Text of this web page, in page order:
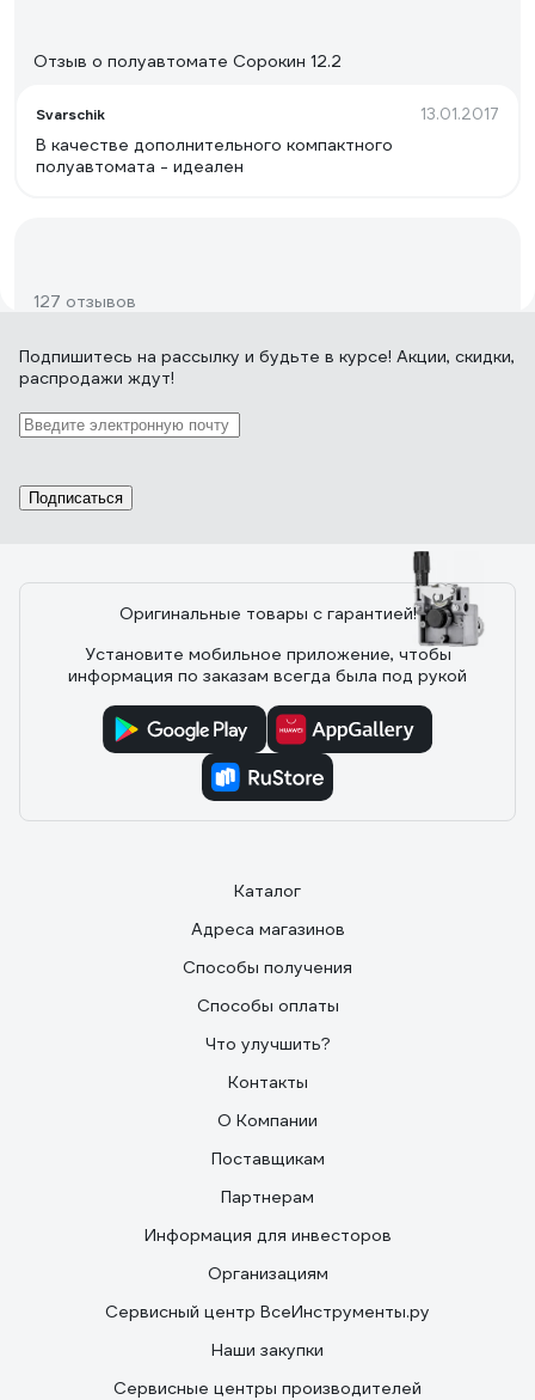
Отзыв о полуавтомате Сорокин 12.2
Svarschik 13.01.2017
В качестве дополнительного компактного
полуавтомата - идеален
127 отзывов
Отзыв о сварочном инверторе Сварог
Ремонтопригодность
Отзыв о механизме подачи проволоки ПТК
45SSJ29-D
Подпишитесь на рассылку и будьте в курсе! Акции, скидки,
распродажи ждут!
Подписаться
Оригинальные товары с гарантией!
Установите мобильное приложение, чтобы
информация по заказам всегда была под рукой
Каталог
Адреса магазинов
Способы получения
Способы оплаты
Что улучшить?
Контакты
О Компании
Поставщикам
Партнерам
Информация для инвесторов
Организациям
Сервисный центр ВсеИнструменты.ру
Наши закупки
Сервисные центры производителей